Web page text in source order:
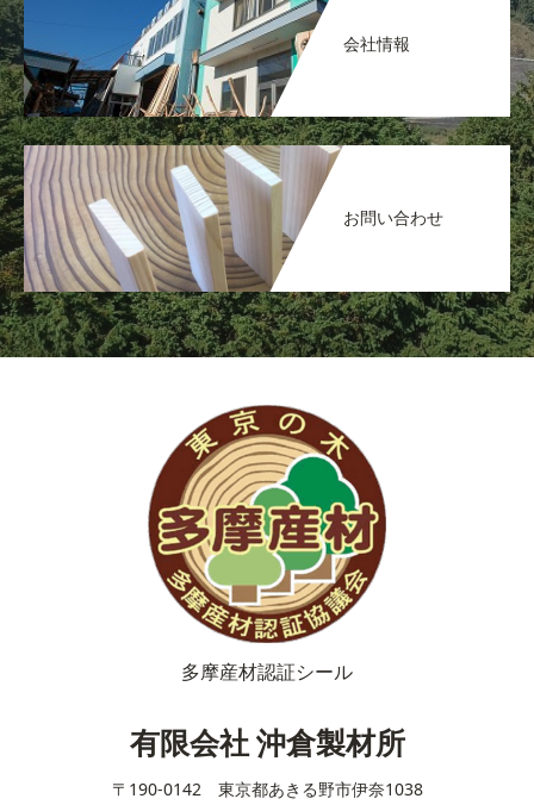
会社情報
お問い合わせ
多摩産材認証シール
有限会社 沖倉製材所
〒190-0142 東京都あきる野市伊奈1038